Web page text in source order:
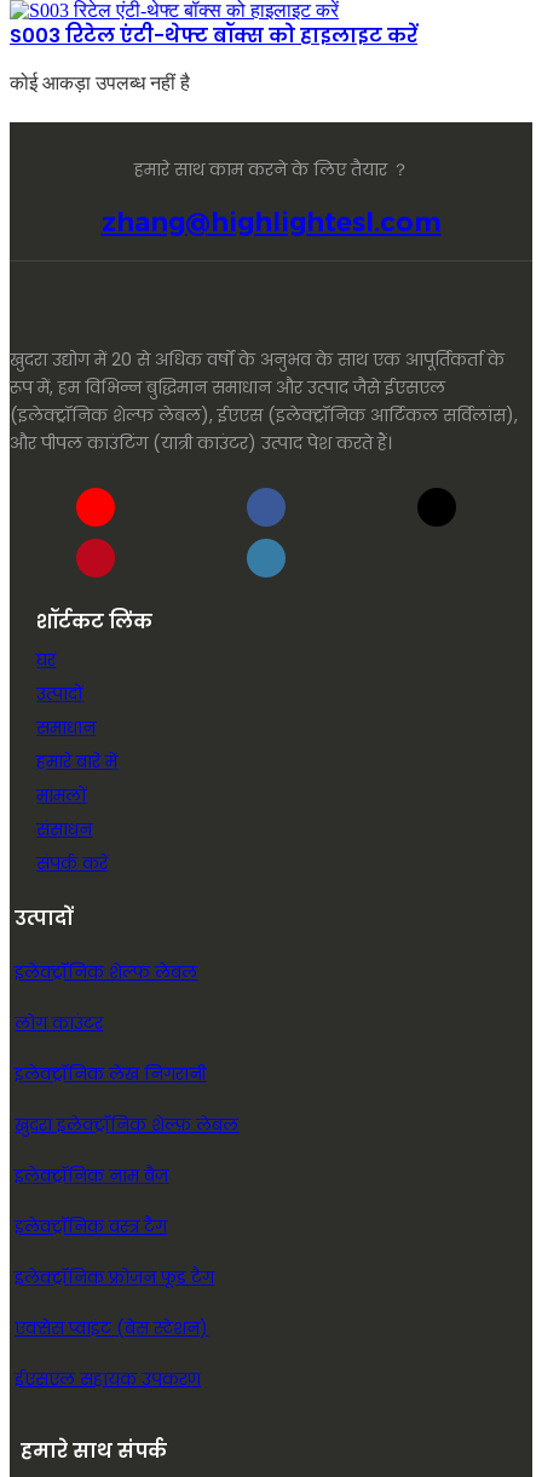
S003 रिटेल एंटी-थेफ्ट बॉक्स को हाइलाइट करें
कोई आकड़ा उपलब्ध नहीं है
हमारे साथ काम करने के लिए तैयार ？
zhang@highlightesl.com
खुदरा उद्योग में 20 से अधिक वर्षों के अनुभव के साथ एक आपूर्तिकर्ता के
रूप में, हम विभिन्न बुद्धिमान समाधान और उत्पाद जैसे ईएसएल
(इलेक्ट्रॉनिक शेल्फ लेबल), ईएएस (इलेक्ट्रॉनिक आर्टिकल सर्विलांस),
और पीपल काउंटिंग (यात्री काउंटर) उत्पाद पेश करते हैं।
शॉर्टकट लिंक
घर
उत्पादों
समाधान
हमारे बारे में
मामलों
संसाधन
संपर्क करें
उत्पादों
इलेक्ट्रॉनिक शेल्फ लेबल
लोग काउंटर
इलेक्ट्रॉनिक लेख निगरानी
खुदरा इलेक्ट्रॉनिक शेल्फ़ लेबल
इलेक्ट्रॉनिक नाम बैज
इलेक्ट्रॉनिक वस्त्र टैग
इलेक्ट्रॉनिक फ्रोजन फूड टैग
एक्सेस प्वाइंट (बेस स्टेशन)
ईएसएल सहायक उपकरण
हमारे साथ संपर्क